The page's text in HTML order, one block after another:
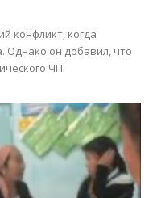
конфликт, когда
Однако он добавил, что
ЧП.